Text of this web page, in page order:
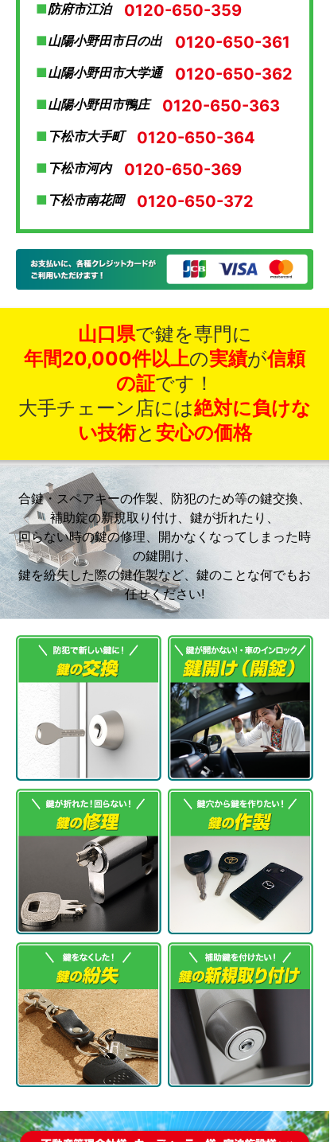
防府市江泊 0120-650-359
山陽小野田市日の出 0120-650-361
山陽小野田市大学通 0120-650-362
山陽小野田市鴨庄 0120-650-363
下松市大手町 0120-650-364
下松市河内 0120-650-369
下松市南花岡 0120-650-372
山口県で鍵を専門に
年間20,000件以上の実績が信頼
の証です！
大手チェーン店には絶対に負けな
い技術と 安心の価格
合鍵・スペアキーの作製、防犯のため等の鍵交換、
補助錠の新規取り付け、鍵が折れたり、
回らない時の鍵の修理、開かなくなってしまった時
の鍵開け、
鍵を紛失した際の鍵作製など、鍵のことな何でもお
任せください!